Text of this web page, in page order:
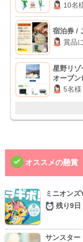
10名
宿泊券 /
賞品
星野リゾ
オーブ
5名
オススメの懸賞
ミニオン
残り9日
サンスター